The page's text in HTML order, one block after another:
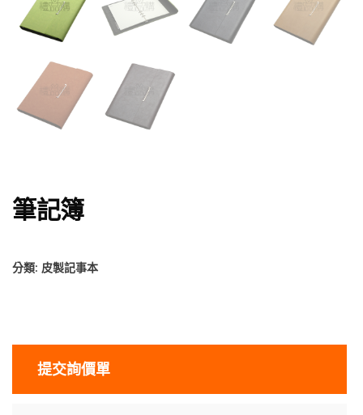
筆記簿
分類: 皮製記事本
提交詢價單